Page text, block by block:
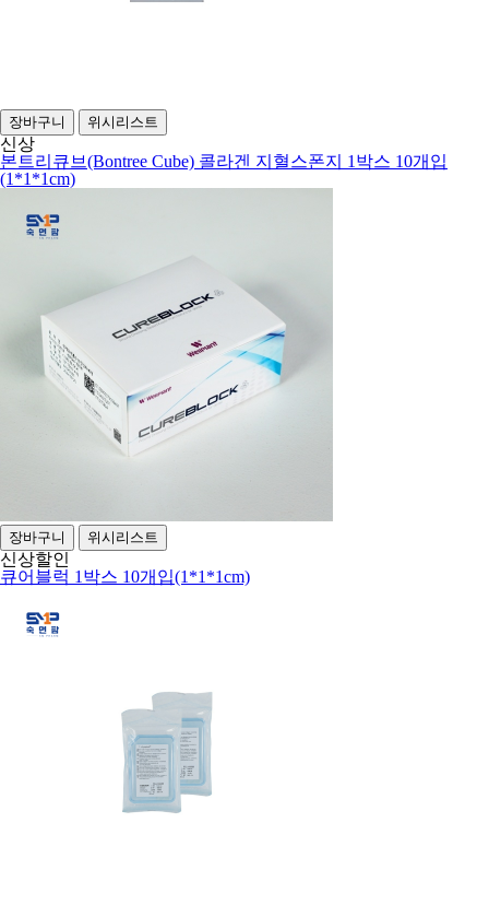
장바구니 위시리스트
신상
본트리큐브(Bontree Cube) 콜라겐 지혈스폰지 1박스 10개입
(1*1*1cm)
장바구니 위시리스트
신상할인
큐어블럭 1박스 10개입(1*1*1cm)